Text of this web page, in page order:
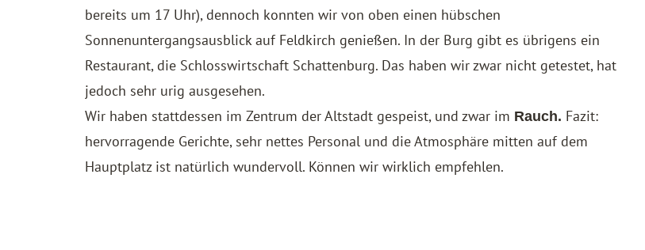
bereits um 17 Uhr), dennoch konnten wir von oben einen hübschen
Sonnenuntergangsausblick auf Feldkirch genießen. In der Burg gibt es übrigens ein
Restaurant, die Schlosswirtschaft Schattenburg. Das haben wir zwar nicht getestet, hat
jedoch sehr urig ausgesehen.
Wir haben stattdessen im Zentrum der Altstadt gespeist, und zwar im Rauch. Fazit:
hervorragende Gerichte, sehr nettes Personal und die Atmosphäre mitten auf dem
Hauptplatz ist natürlich wundervoll. Können wir wirklich empfehlen.